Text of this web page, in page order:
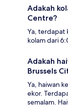
Adakah
Centre?
Ya, terdapat
kolam dari
Adakah
Brussels
Ya, haiwan
ekor.
semalam.